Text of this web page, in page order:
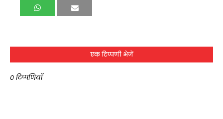
एक टिप्पणी भेजें
0 टिप्पणियाँ